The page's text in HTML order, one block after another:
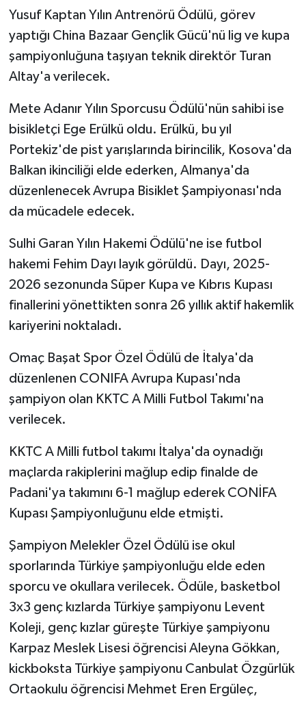
Yusuf Kaptan Yılın Antrenörü Ödülü, görev
yaptığı China Bazaar Gençlik Gücü'nü lig ve kupa
şampiyonluğuna taşıyan teknik direktör Turan
Altay'a verilecek.
Mete Adanır Yılın Sporcusu Ödülü'nün sahibi ise
bisikletçi Ege Erülkü oldu. Erülkü, bu yıl
Portekiz'de pist yarışlarında birincilik, Kosova'da
Balkan ikinciliği elde ederken, Almanya'da
düzenlenecek Avrupa Bisiklet Şampiyonası'nda
da mücadele edecek.
Sulhi Garan Yılın Hakemi Ödülü'ne ise futbol
hakemi Fehim Dayı layık görüldü. Dayı, 2025-
2026 sezonunda Süper Kupa ve Kıbrıs Kupası
finallerini yönettikten sonra 26 yıllık aktif hakemlik
kariyerini noktaladı.
Omaç Başat Spor Özel Ödülü de İtalya'da
düzenlenen CONIFA Avrupa Kupası'nda
şampiyon olan KKTC A Milli Futbol Takımı'na
verilecek.
KKTC A Milli futbol takımı İtalya'da oynadığı
maçlarda rakiplerini mağlup edip finalde de
Padani'ya takımını 6-1 mağlup ederek CONİFA
Kupası Şampiyonluğunu elde etmişti.
Şampiyon Melekler Özel Ödülü ise okul
sporlarında Türkiye şampiyonluğu elde eden
sporcu ve okullara verilecek. Ödüle, basketbol
3x3 genç kızlarda Türkiye şampiyonu Levent
Koleji, genç kızlar güreşte Türkiye şampiyonu
Karpaz Meslek Lisesi öğrencisi Aleyna Gökkan,
kickboksta Türkiye şampiyonu Canbulat Özgürlük
Ortaokulu öğrencisi Mehmet Eren Ergüleç,